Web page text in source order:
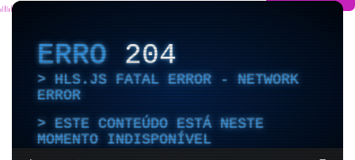
ERRO204
HLS.JS FATAL ERROR - NETWORK
ERROR
ESTE CONTEÚDO ESTÁ NESTE
MOMENTO INDISPONÍVEL